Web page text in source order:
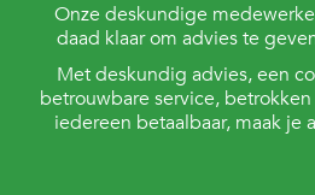
Onze deskundige
daad klaar om advies te
Met deskundig advies, een
betrouwbare service,
iedereen betaalbaar, maak je